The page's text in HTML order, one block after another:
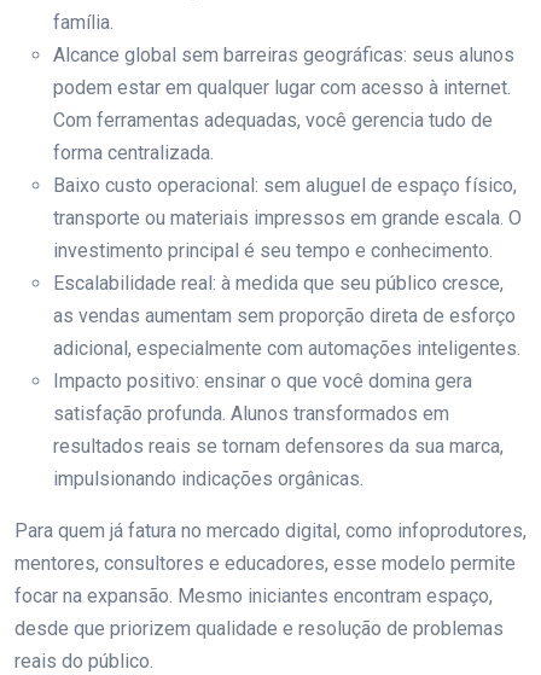
família.
Alcance global sem barreiras geográficas: seus alunos
podem estar em qualquer lugar com acesso à internet.
Com ferramentas adequadas, você gerencia tudo de
forma centralizada.
Baixo custo operacional: sem aluguel de espaço físico,
transporte ou materiais impressos em grande escala. O
investimento principal é seu tempo e conhecimento.
Escalabilidade real: à medida que seu público cresce,
as vendas aumentam sem proporção direta de esforço
adicional, especialmente com automações inteligentes.
Impacto positivo: ensinar o que você domina gera
satisfação profunda. Alunos transformados em
resultados reais se tornam defensores da sua marca,
impulsionando indicações orgânicas.
Para quem já fatura no mercado digital, como infoprodutores,
mentores, consultores e educadores, esse modelo permite
focar na expansão. Mesmo iniciantes encontram espaço,
desde que priorizem qualidade e resolução de problemas
reais do público.